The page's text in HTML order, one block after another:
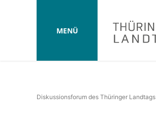
MENÜ
Diskussionsforum des Thüringer Landtags